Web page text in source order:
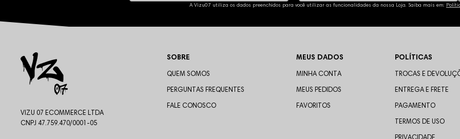
A Vizu07 utiliza os dados preenchidos para você utilizar as funcionalidades da nossa Loja. Saiba mais em:
SOBRE
QUEM SOMOS
PERGUNTAS FREQUENTES
FALE CONOSCO
MEUS DADOS
MINHA CONTA
MEUS PEDIDOS
FAVORITOS
POLÍTICAS
TROCAS E
ENTREGA E FRETE
PAGAMENTO
TERMOS DE USO
PRIVACIDADE
VIZU 07 ECOMMERCE LTDA
CNPJ 47.759.470/0001-05